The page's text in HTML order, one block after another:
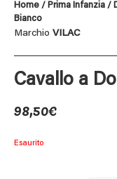
Home / Prima Infanzia /
Bianco
Marchio VILAC
Cavallo a
98,50€
Esaurito